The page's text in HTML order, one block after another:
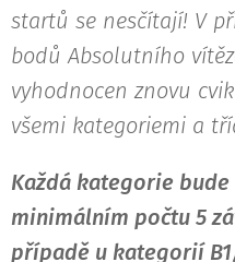
startů se nesčítají! V
bodů Absolutního
vyhodnocen znovu
všemi kategoriemi a
Každá kategorie
minimálním počtu 5
případě u kategorií